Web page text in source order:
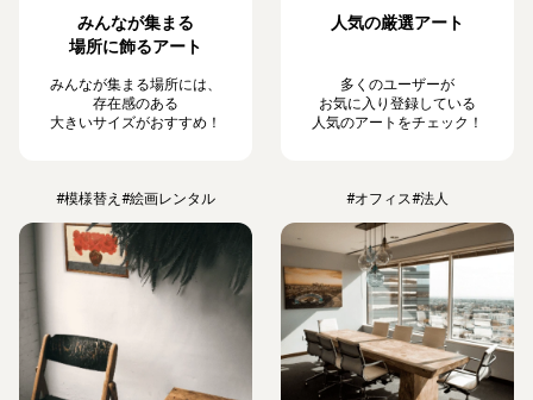
みんなが集まる
場所に飾るアート
みんなが集まる場所には、
存在感のある
大きいサイズがおすすめ！
人気の厳選アート
多くのユーザーが
お気に入り登録している
人気のアートをチェック！
#模様替え #絵画レンタル #オフィス#法人